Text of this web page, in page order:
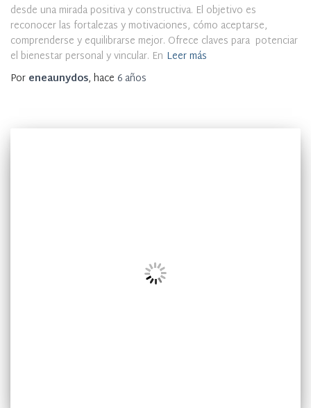
desde una mirada positiva y constructiva. El objetivo es
reconocer las fortalezas y motivaciones, cómo aceptarse,
comprenderse y equilibrarse mejor. Ofrece claves para potenciar
el bienestar personal y vincular. En Leer más
Por eneaunydos, hace 6 años